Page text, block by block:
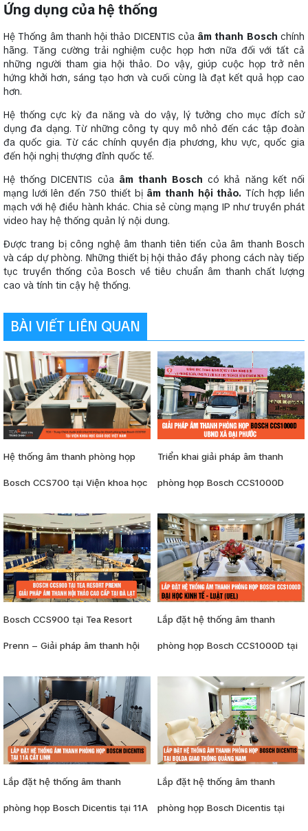
Ứng dụng của hệ thống
Hệ Thống âm thanh hội thảo DICENTIS của âm thanh Bosch chính
hãng. Tăng cường trải nghiệm cuộc họp hơn nữa đối với tất cả
những người tham gia hội thảo. Do vậy, giúp cuộc họp trở nên
hứng khởi hơn, sáng tạo hơn và cuối cùng là đạt kết quả họp cao
hơn.
Hệ thống cực kỳ đa năng và do vậy, lý tưởng cho mục đích sử
dụng đa dạng. Từ những công ty quy mô nhỏ đến các tập đoàn
đa quốc gia. Từ các chính quyền địa phương, khu vực, quốc gia
đến hội nghị thượng đỉnh quốc tế.
Hệ thống DICENTIS của âm thanh Boschcó khả năng kết nối
mạng lưới lên đến 750 thiết bị âm thanh hội thảo. Tích hợp liền
mạch với hệ điều hành khác. Chia sẻ cùng mạng IP như truyền phát
video hay hệ thống quản lý nội dung.
Được trang bị công nghệ âm thanh tiên tiến của âm thanh Bosch
và cáp dự phòng. Những thiết bị hội thảo đầy phong cách này tiếp
tục truyền thống của Bosch về tiêu chuẩn âm thanh chất lượng
cao và tính tin cậy hệ thống.
BÀI VIẾT LIÊN QUAN
Hệ thống âm thanh phòng họp
Bosch CCS700 tại Viện khoa học
Triển khai giải pháp âm thanh
phòng họp Bosch CCS1000D
Bosch CCS900 tại Tea Resort
Prenn – Giải pháp âm thanh hội
Lắp đặt hệ thống âm thanh
phòng họp Bosch CCS1000D tại
Lắp đặt hệ thống âm thanh
phòng họp Bosch Dicentis tại 11A
Lắp đặt hệ thống âm thanh
phòng họp Bosch Dicentis tại